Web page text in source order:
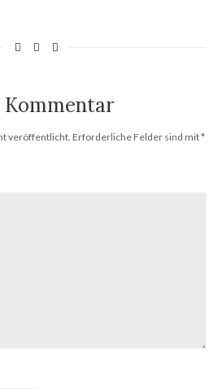
Kommentar
veröffentlicht. Erforderliche Felder sind mit*